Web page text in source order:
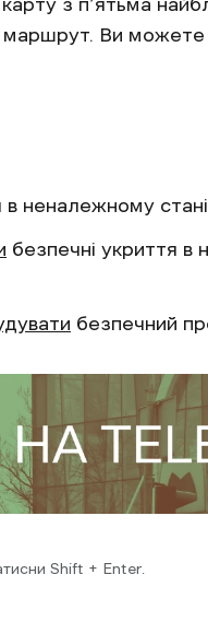
з п’ятьма
маршрут. Ви
в неналежному
безпечні укриття в
безпечний
Shift + Enter.